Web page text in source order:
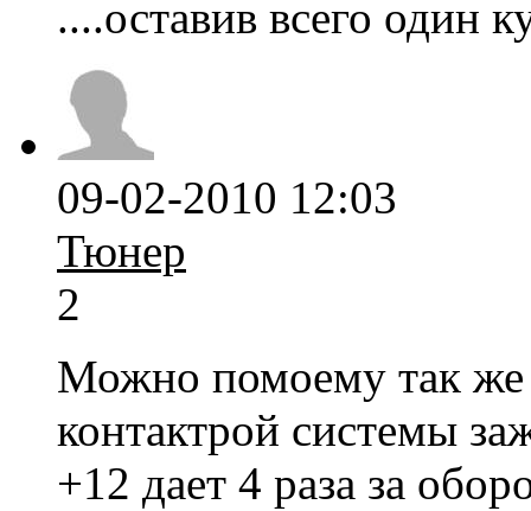
....оставив всего один
09-02-2010 12:03
Тюнер
2
Можно помоему так же
контактрой системы
+12 дает 4 раза за